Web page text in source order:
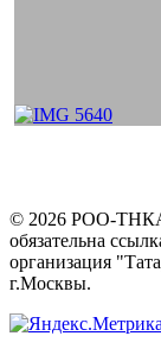
© 2026 РОО-ТНКА
обязательна
организация
г.Москвы.